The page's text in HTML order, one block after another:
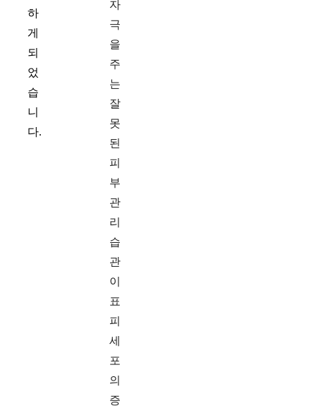
하
게
되
었
습
니
다.
자
극
을
주
는
잘
못
된
피
부
관
리
습
관
이
표
피
세
포
의
증